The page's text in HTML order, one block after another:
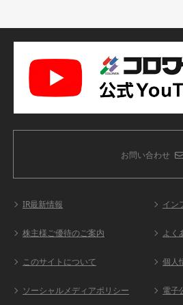
お問い合わせ
IR最新情報 イン
株主様ご優待のご案内 よく
このサイトについて 個人
ソーシャルメディアポリシー 電子